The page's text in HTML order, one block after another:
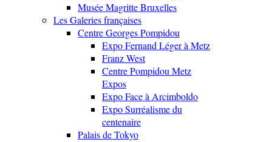
Musée Magritte Bruxelles
Les Galeries françaises
Centre Georges Pompidou
Expo Fernand Léger à Metz
Franz West
Centre Pompidou Metz
Expos
Expo Face à Arcimboldo
Expo Surréalisme du
centenaire
Palais de Tokyo